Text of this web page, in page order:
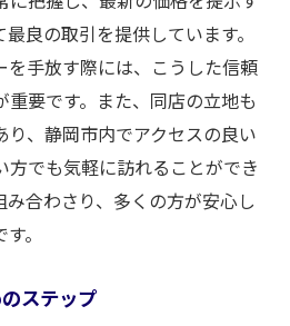
良の取引を提供しています。
を手放す際には、こうした信頼
要です。また、同店の立地も
り、静岡市内でアクセスの良い
でも気軽に訪れることができ
み合わさり、多くの方が安心し
。
ステップ